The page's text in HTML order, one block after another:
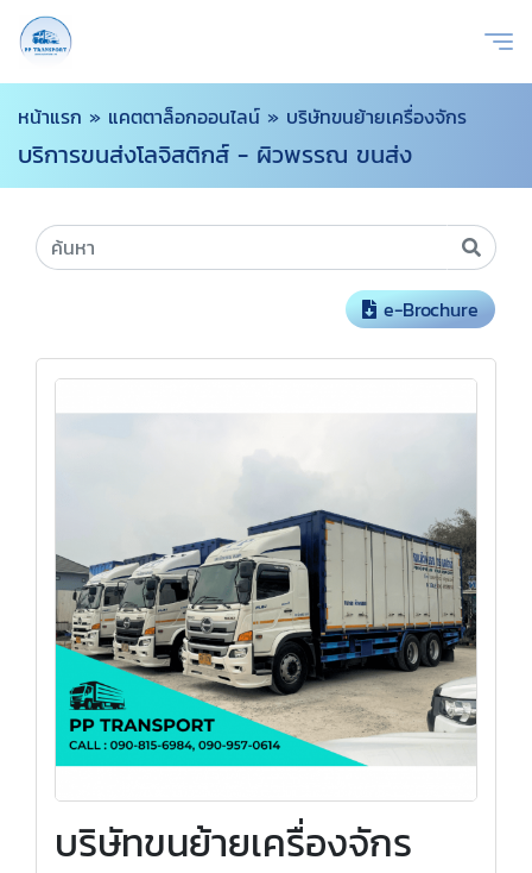
หน้าแรก » แคตตาล็อกออนไลน์ » บริษัทขนย้ายเครื่องจักร
บริการขนส่งโลจิสติกส์ - ผิวพรรณ ขนส่ง
e-Brochure
บริษัทขนย้ายเครื่องจักร